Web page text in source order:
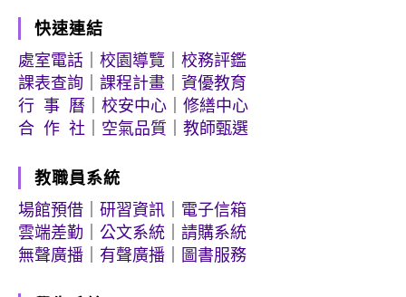
快速連結
處室電話
校園導覽
校務評鑑
課表查詢
課程計畫
資優教育
行 事 曆
校安中心
修繕中心
合 作 社
空氣品質 教師甄選
教職員系統
場館預借
研習資訊
電子信箱
雲端差勤
公文系統
請購系統
無聲廣播
有聲廣播 圖書服務